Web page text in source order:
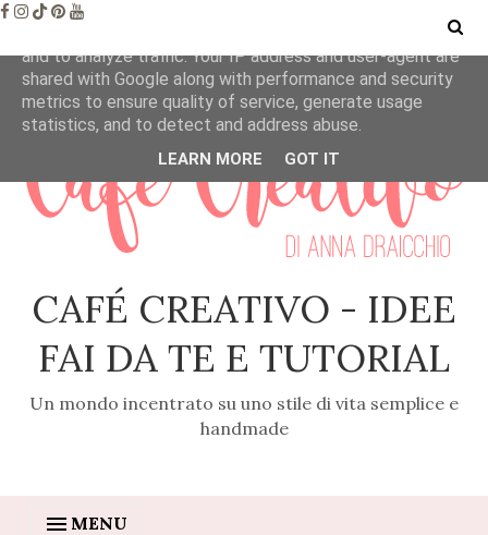
CAFÉ CREATIVO - IDEE
FAI DA TE E TUTORIAL
Un mondo incentrato su uno stile di vita semplice e
handmade
MENU
This site uses cookies from Google to deliver its services
and to analyze traffic. Your IP address and user-agent are
shared with Google along with performance and security
metrics to ensure quality of service, generate usage
statistics, and to detect and address abuse.
LEARN MORE GOT IT